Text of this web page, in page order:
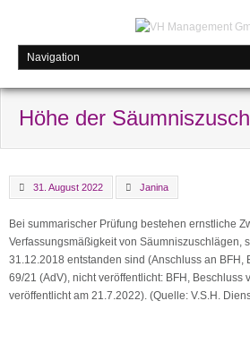
Höhe der
31. August 2022 Janina
Bei summarischer Prüfung bestehen ernstliche
Verfassungsmäßigkeit von Säumniszuschlägen,
31.12.2018 entstanden sind (Anschluss an BFH,
69/21 (AdV), nicht veröffentlicht: BFH, Beschluss
veröffentlicht am 21.7.2022). (Quelle: V.S.H.